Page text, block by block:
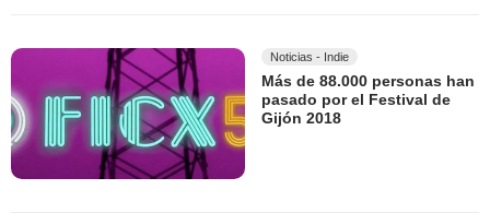
Noticias - Indie
Más de 88.000 personas han
pasado por el Festival de
Gijón 2018